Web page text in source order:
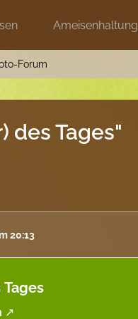
Ameisenhaltung
Forum
des Tages"
20:13